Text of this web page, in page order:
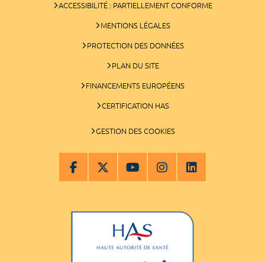
ACCESSIBILITÉ : PARTIELLEMENT CONFORME
MENTIONS LÉGALES
PROTECTION DES DONNÉES
PLAN DU SITE
FINANCEMENTS EUROPÉENS
CERTIFICATION HAS
GESTION DES COOKIES